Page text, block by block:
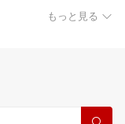
もっと見る